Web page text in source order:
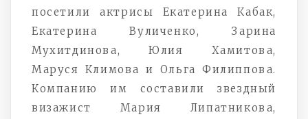
посетили актрисы Екатерина Кабак,
Екатерина Вуличенко, Зарина
Мухитдинова, Юлия Хамитова,
Маруся Климова и Ольга Филиппова.
Компанию им составили звездный
визажист Мария Липатникова,